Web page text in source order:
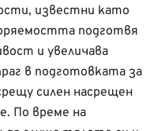
известни като
подготвя
и увеличава
в подготовката за
силен насрещен
По време на